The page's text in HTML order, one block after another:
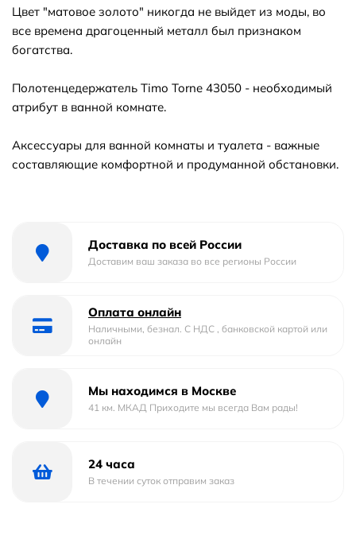
Цвет "матовое золото" никогда не выйдет из моды, во
все времена драгоценный металл был признаком
богатства.
Полотенцедержатель Timo Torne 43050 - необходимый
атрибут в ванной комнате.
Аксессуары для ванной комнаты и туалета - важные
составляющие комфортной и продуманной обстановки.
Доставка по всей России
Доставим ваш заказа во все регионы России
Оплата онлайн
Наличными, безнал. С НДС , банковской картой или
онлайн
Мы находимся в Москве
41 км. МКАД Приходите мы всегда Вам рады!
24 часа
В течении суток отправим заказ